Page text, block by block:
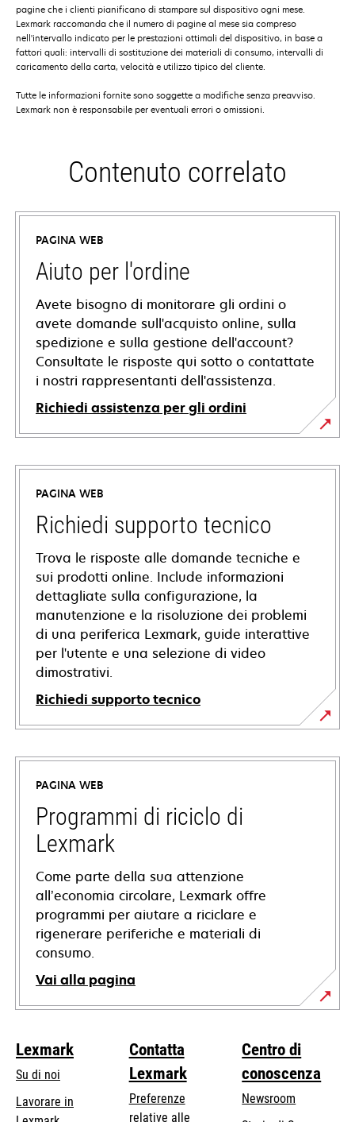
pagine che i clienti pianificano di stampare sul dispositivo ogni mese.
Lexmark raccomanda che il numero di pagine al mese sia compreso
nell'intervallo indicato per le prestazioni ottimali del dispositivo, in base a
fattori quali: intervalli di sostituzione dei materiali di consumo, intervalli di
caricamento della carta, velocità e utilizzo tipico del cliente.
Tutte le informazioni fornite sono soggette a modifiche senza preavviso.
Lexmark non è responsabile per eventuali errori o omissioni.
Contenuto correlato
PAGINA WEB
Aiuto per l'ordine
Avete bisogno di monitorare gli ordini o
avete domande sull'acquisto online, sulla
spedizione e sulla gestione dell'account?
Consultate le risposte qui sotto o contattate
i nostri rappresentanti dell'assistenza.
Richiedi assistenza per gli ordini
PAGINA WEB
Richiedi supporto tecnico
Trova le risposte alle domande tecniche e
sui prodotti online. Include informazioni
dettagliate sulla configurazione, la
manutenzione e la risoluzione dei problemi
di una periferica Lexmark, guide interattive
per l'utente e una selezione di video
dimostrativi.
Richiedi supporto tecnico
si
apre
una
nuova
scheda
PAGINA WEB
Programmi di riciclo di
Lexmark
Come parte della sua attenzione
all’economia circolare, Lexmark offre
programmi per aiutare a riciclare e
rigenerare periferiche e materiali di
consumo.
Vai alla pagina
Lexmark
Su di noi
Lavorare in
Contatta
Lexmark
Preferenze
relative alle
Centro di
conoscenza
Newsroom